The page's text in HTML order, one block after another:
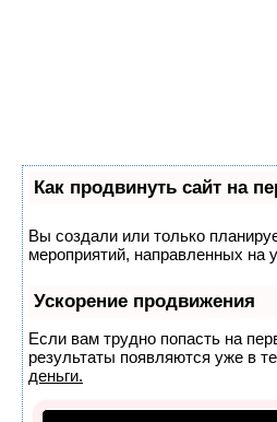
Как продвинуть сайт на
Вы создали или только
мероприятий, направленных на
Ускорение продвижения
Если вам трудно попасть на
результаты появляются уже в
деньги.